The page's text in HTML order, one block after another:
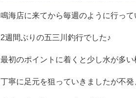
鳴海店に来てから毎週のように行っ
2週間ぶりの五三川釣行でした♪
最初のポイントに着くと少し水が多い
丁寧に足元を狙っていきましたが不発